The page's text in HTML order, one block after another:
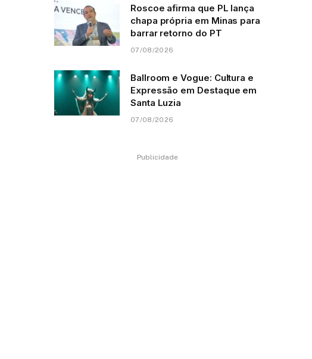
Roscoe afirma que PL lança
chapa própria em Minas para
barrar retorno do PT
07/08/2026
Ballroom e Vogue: Cultura e
Expressão em Destaque em
Santa Luzia
07/08/2026
Publicidade